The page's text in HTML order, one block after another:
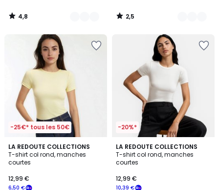
4,8
/
2,5
/
-25€* tous les 50€
LA REDOUTE COLLECTIONS
T-shirt col rond, manches
courtes
6,50 €
12,99 €
4,6
/ 5
2
Couleurs
-20%*
LA REDOUTE COLLECTIONS
T-shirt col rond, manches
courtes
10,39 €
12,99 €
4,6
/ 5
4
Couleurs